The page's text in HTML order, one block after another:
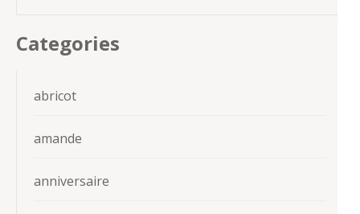
Categories
abricot
amande
anniversaire